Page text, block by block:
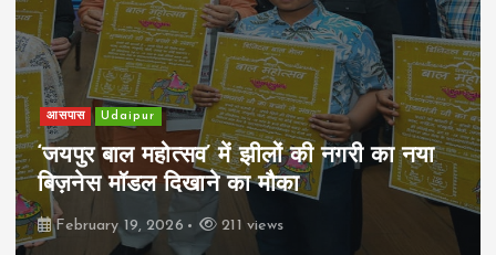
खेल Udaipur
पिम्स मेवाड़ कप 2026: क्रॉसवर्ड व आदित्यम
रियल स्टेट्स ने मुकाबले जीते
February 19, 2026 162 views